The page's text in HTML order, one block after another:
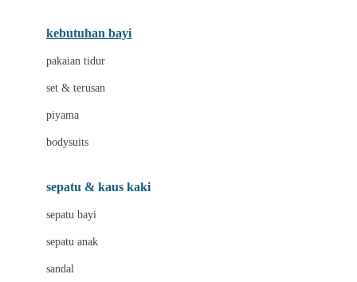
Beauty Barn
Bio Oil
Biolane
kebutuhan bayi
pakaian tidur
set & terusan
piyama
bodysuits
sepatu & kaus kaki
sepatu bayi
sepatu anak
sandal